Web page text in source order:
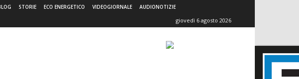
STORIE ECO ENERGETICO VIDEOGIORNALE AUDIONOTIZIE
giovedì 6 agosto 2026